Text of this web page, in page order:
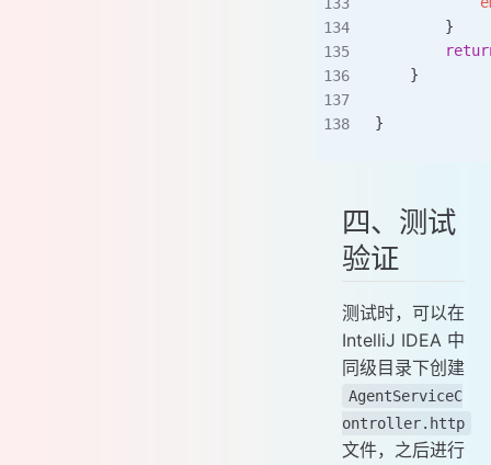
        }
    }
}
四、测试
验证
测试时，可以在
IntelliJ IDEA 中
同级目录下创建
AgentServiceC
ontroller.http
文件，之后进行